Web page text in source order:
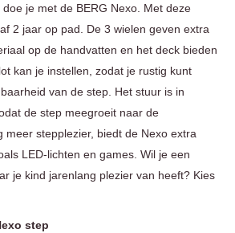
je met de BERG Nexo. Met deze
2 jaar op pad. De 3 wielen geven extra
op de handvatten en het deck bieden
kan je instellen, zodat je rustig kunt
van de step. Het stuur is in
de step meegroeit naar de
meer stepplezier, biedt de Nexo extra
LED-lichten en games. Wil je een
je kind jarenlang plezier van heeft? Kies
step